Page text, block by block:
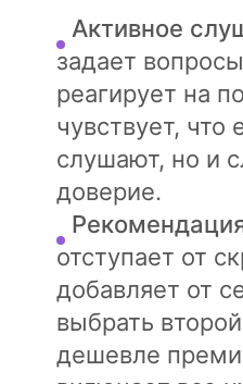
Активное
задает
реагирует на
чувствует, что
слушают, но и
доверие.
отступает от
добавляет от
выбрать
дешевле